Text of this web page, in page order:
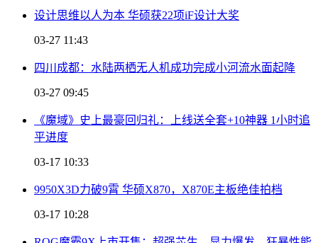
设计思维以人为本 华硕获22项iF设计大奖
03-27 11:43
四川成都：水陆两栖无人机成功完成小河流水面起降
03-27 09:45
《魔域》史上最豪回归礼：上线送全套+10神器 1小时追
平进度
03-17 10:33
9950X3D力破9霄 华硕X870，X870E主板绝佳拍档
03-17 10:28